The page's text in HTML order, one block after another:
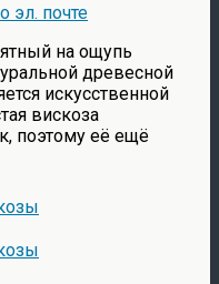
эл. почте
на ощупь
древесной
искусственной
вискоза
поэтому её ещё